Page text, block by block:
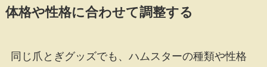
体格や性格に合わせて調整する
同じ爪とぎグッズでも、ハムスターの種類や性格